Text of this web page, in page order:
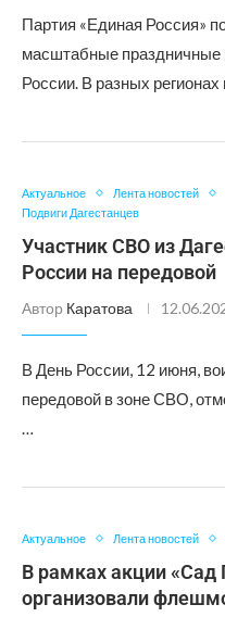
Партия «Единая Россия»
масштабные
России. В разных
Актуальное Лента новостей
Подвиги Дагестанцев
Участник СВО из
России на передовой
Автор Каратова
В День России, 12 июня,
передовой в зоне СВО,
…
Актуальное Лента новостей
В рамках акции «Сад
организовали